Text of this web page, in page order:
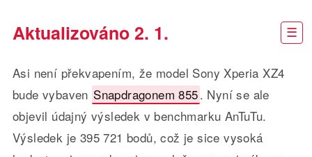
Aktualizováno 2. 1.
Asi není překvapením, že model Sony Xperia XZ4
bude vybaven Snapdragonem 855. Nyní se ale
objevil údajný výsledek v benchmarku AnTuTu.
Výsledek je 395 721 bodů, což je sice vysoká